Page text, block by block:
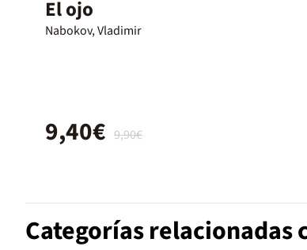
El ojo
Nabokov, Vladimir
9,90€
9,40€
Categorías relacionadas